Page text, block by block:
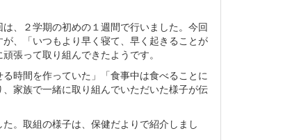
、２学期の初めの１週間で行いました。今回
、「いつもより早く寝て、早く起きることが
張って取り組んできたようです。
時間を作っていた」「食事中は食べることに
家族で一緒に取り組んでいただいた様子が伝
。取組の様子は、保健だよりで紹介しまし